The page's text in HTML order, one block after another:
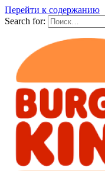
Перейти к содержанию
Search for: